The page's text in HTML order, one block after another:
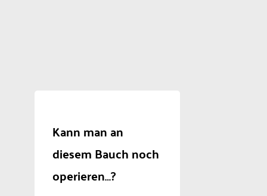
Kann man an
diesem Bauch noch
operieren…?